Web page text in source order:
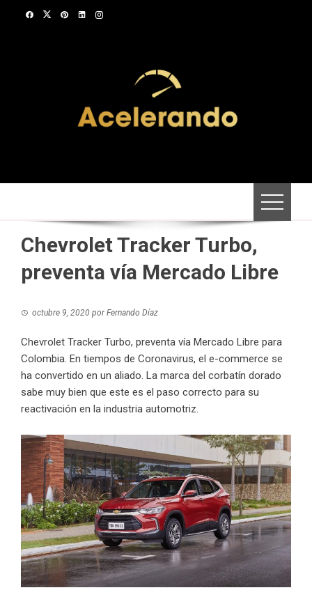
Chevrolet Tracker Turbo,
preventa vía Mercado Libre
octubre 9, 2020 porFernando Díaz
Chevrolet Tracker Turbo, preventa vía Mercado Libre para
Colombia. En tiempos de Coronavirus, el e-commerce se
ha convertido en un aliado. La marca del corbatín dorado
sabe muy bien que este es el paso correcto para su
reactivación en la industria automotriz.